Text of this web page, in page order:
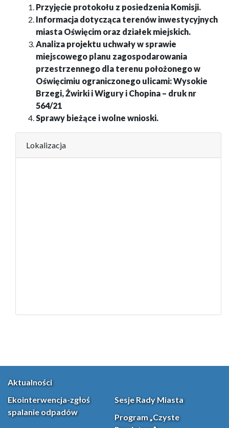
Przyjęcie protokołu z posiedzenia Komisji.
Informacja dotycząca terenów inwestycyjnych
miasta Oświęcim oraz działek miejskich.
Analiza projektu uchwały w sprawie
miejscowego planu zagospodarowania
przestrzennego dla terenu położonego w
Oświęcimiu ograniczonego ulicami: Wysokie
Brzegi, Żwirki i Wigury i Chopina – druk nr
564/21
Sprawy bieżące i wolne wnioski.
Lokalizacja
Aktualności
Ekointerwencja-zgłoś
spalanie odpadów
Sesje Rady Miasta
Program „Czyste